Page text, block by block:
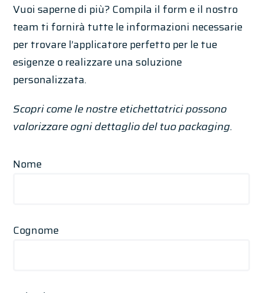
Vuoi saperne di più? Compila il form e il nostro
team ti fornirà tutte le informazioni necessarie
per trovare l’applicatore perfetto per le tue
esigenze o realizzare una soluzione
personalizzata.
Scopri come le nostre etichettatrici possono
valorizzare ogni dettaglio del tuo packaging.
Nome
Cognome